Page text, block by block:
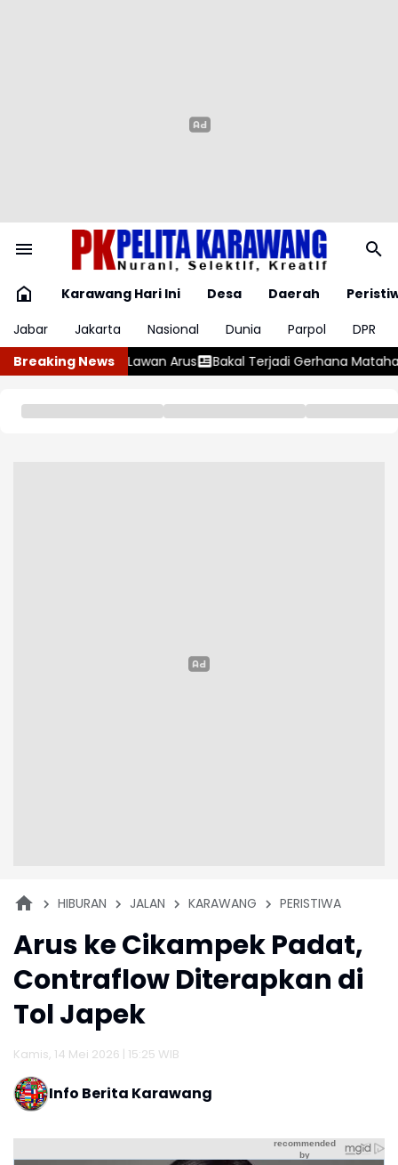
Karawang Hari Ini Desa Daerah
Jabar
Jakarta Nasional Dunia Parpol
DPR
Breaking News
Matahari Total 12 Agustus 2026 Karawang Gali
HIBURAN JALAN KARAWANG PERISTIWA
Arus ke Cikampek Padat,
Contraflow Diterapkan di
Tol Japek
Kamis, 14 Mei 2026 | 15:25 WIB
Info Berita Karawang